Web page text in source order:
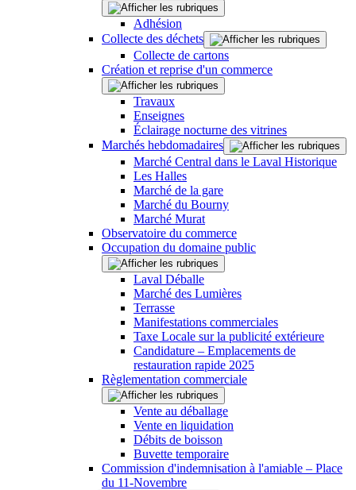
Adhésion
Collecte des déchets
Collecte de cartons
Création et reprise d'un commerce
Travaux
Enseignes
Éclairage nocturne des vitrines
Marchés hebdomadaires
Marché Central dans le Laval Historique
Les Halles
Marché de la gare
Marché du Bourny
Marché Murat
Observatoire du commerce
Occupation du domaine public
Laval Déballe
Marché des Lumières
Terrasse
Manifestations commerciales
Taxe Locale sur la publicité extérieure
Candidature – Emplacements de
restauration rapide 2025
Règlementation commerciale
Vente au déballage
Vente en liquidation
Débits de boisson
Buvette temporaire
Commission d'indemnisation à l'amiable – Place
du 11-Novembre